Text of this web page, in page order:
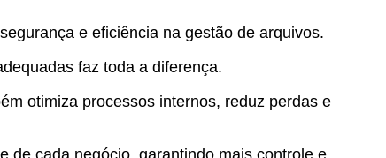
e eficiência na gestão de arquivos.
faz toda a diferença.
otimiza processos internos, reduz perdas e
de cada negócio, garantindo mais controle e